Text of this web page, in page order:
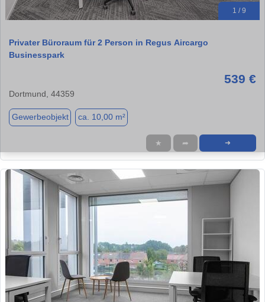
1 / 9
Privater Büroraum für 2 Person in Regus Aircargo
Businesspark
539 €
Dortmund, 44359
Gewerbeobjekt ca. 10,00 m²
★ ➦ ➜